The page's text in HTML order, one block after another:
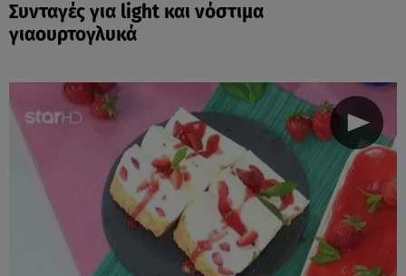
Συνταγές για light και νόστιμα
γιαουρτογλυκά